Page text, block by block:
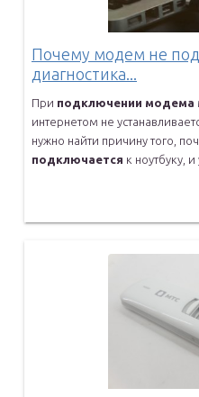
Почему модем не
диагностика...
При подключении модема
интернетом не
нужно найти причину того,
подключается к ноутбуку, и